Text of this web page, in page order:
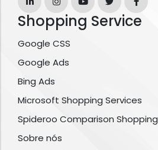
Shopping Service
Google CSS
Google Ads
Bing Ads
Microsoft Shopping Services
Spideroo Comparison Shopping
Sobre nós